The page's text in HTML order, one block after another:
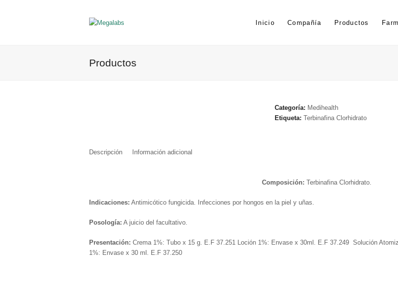
Inicio Compañía Productos
Productos
Categoría: Medihealth
Etiqueta: Terbinafina Clorhidrato
Descripción Información adicional
Composición: Terbinafina Clorhidrato.
Indicaciones: Antimicótico fungicida. Infecciones por hongos en la piel y uñas.
Posología: A juicio del facultativo.
Presentación: Crema 1%: Tubo x 15 g. E.F 37.251 Loción 1%: Envase x 30ml. E.F 37.249 Solución
1%: Envase x 30 ml. E.F 37.250